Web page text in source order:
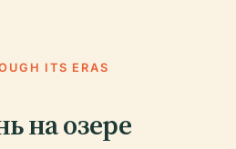
ITS ERAS
на озере